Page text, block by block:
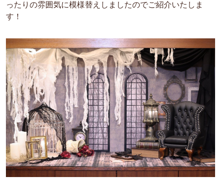
ったりの雰囲気に模様替えしましたのでご紹介いたしま
す！